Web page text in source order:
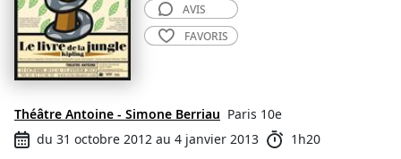
Théâtre Antoine - Simone Berriau Paris 10e
du 31 octobre 2012 au 4 janvier 2013
1h20
AVIS
FAVORIS